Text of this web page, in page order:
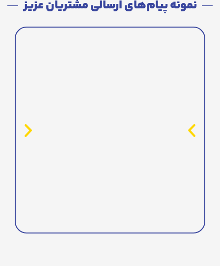
نمونه پیام‌های ارسالی مشتریان عزیز